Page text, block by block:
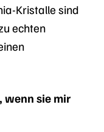
Kristalle sind
echten
wenn sie mir